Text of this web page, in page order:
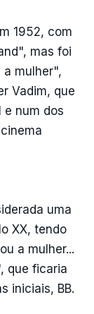
1952, com
mas foi
a mulher",
Vadim, que
e num dos
uma
XX, tendo
a mulher...
que ficaria
iniciais, BB.